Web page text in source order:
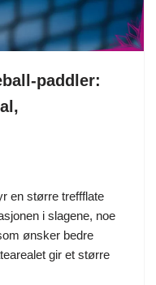
paddler:
en større treffflate
i slagene, noe
ønsker bedre
gir et større